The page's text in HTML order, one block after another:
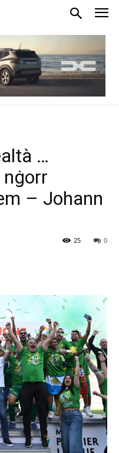
…
nġorr
– Johann
0
25